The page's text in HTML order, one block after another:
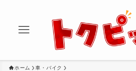
ホーム 車・バイク